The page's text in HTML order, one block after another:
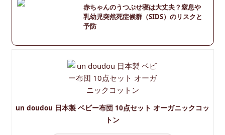
赤ちゃんのうつぶせ寝は大丈夫？窒息や
乳幼児突然死症候群（SIDS）のリスクと
予防
un doudou 日本製 ベビー布団 10点セット オーガニックコッ
トン